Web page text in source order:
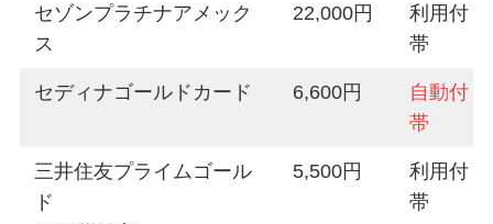
セゾンプラチナアメック
ス
22,000円
利用付
帯
セディナゴールドカード 6,600円
自動付
帯
三井住友プライムゴール
ド
5,500円
利用付
帯